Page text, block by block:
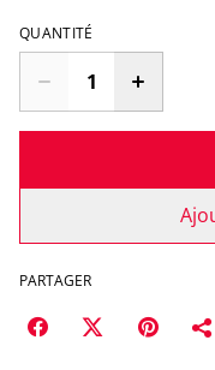
QUANTITÉ
PARTAGER